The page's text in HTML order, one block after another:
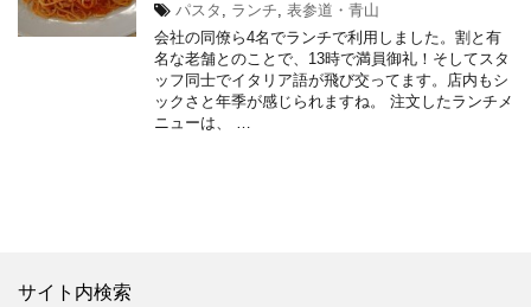
パスタ , ランチ, 表参道・青山
会社の同僚ら4名でランチで利用しました。割と有
名な老舗とのことで、13時で満員御礼！そしてスタ
ッフ同士でイタリア語が飛び交ってます。店内もシ
ックさと年季が感じられますね。 注文したランチメ
ニューは、 …
サイト内検索